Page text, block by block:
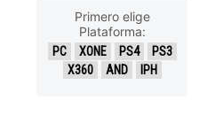
Primero elige
Plataforma:
PC XONE PS4
PS3
X360
AND IPH